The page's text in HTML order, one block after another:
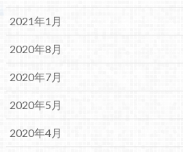
2021年1月
2020年8月
2020年7月
2020年5月
2020年4月